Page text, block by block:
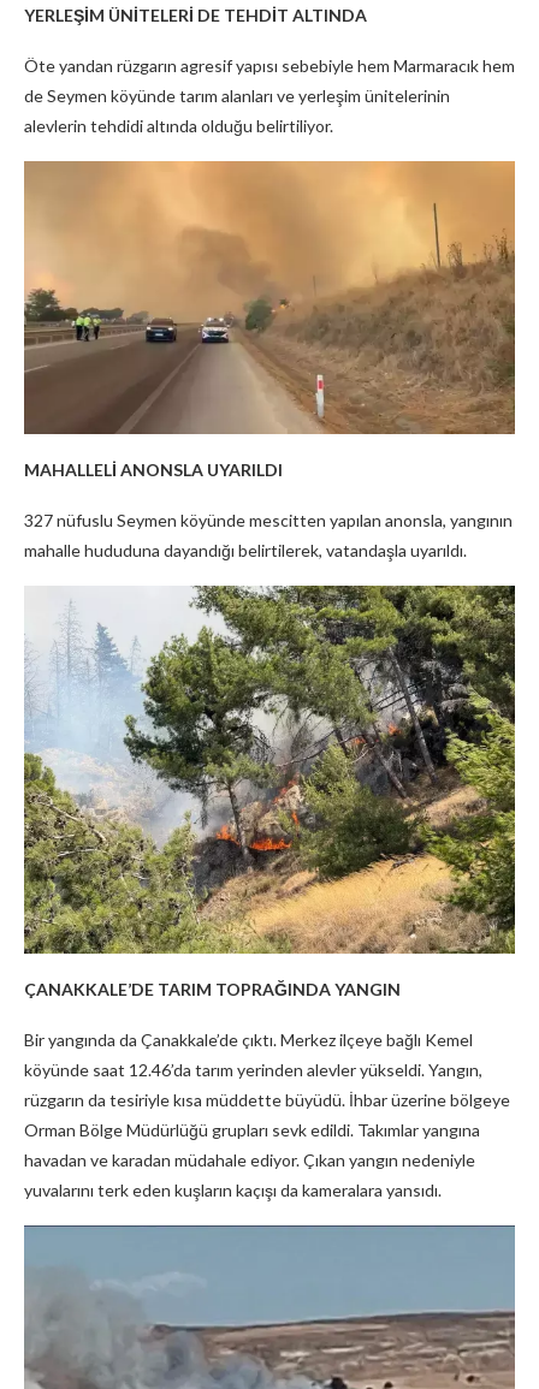
YERLEŞİM ÜNİTELERİ DE TEHDİT ALTINDA
Öte yandan rüzgarın agresif yapısı sebebiyle hem Marmaracık hem
de Seymen köyünde tarım alanları ve yerleşim ünitelerinin
alevlerin tehdidi altında olduğu belirtiliyor.
MAHALLELİ ANONSLA UYARILDI
327 nüfuslu Seymen köyünde mescitten yapılan anonsla, yangının
mahalle hududuna dayandığı belirtilerek, vatandaşla uyarıldı.
ÇANAKKALE’DE TARIM TOPRAĞINDA YANGIN
Bir yangında da Çanakkale’de çıktı. Merkez ilçeye bağlı Kemel
köyünde saat 12.46’da tarım yerinden alevler yükseldi. Yangın,
rüzgarın da tesiriyle kısa müddette büyüdü. İhbar üzerine bölgeye
Orman Bölge Müdürlüğü grupları sevk edildi. Takımlar yangına
havadan ve karadan müdahale ediyor. Çıkan yangın nedeniyle
yuvalarını terk eden kuşların kaçışı da kameralara yansıdı.